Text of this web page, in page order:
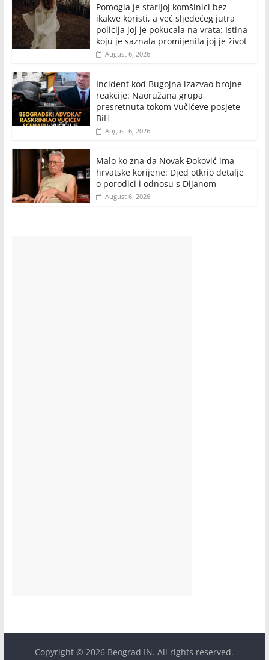
Pomogla je starijoj komšinici bez
ikakve koristi, a već sljedećeg jutra
policija joj je pokucala na vrata: Istina
koju je saznala promijenila joj je život
August 6, 2026
Incident kod Bugojna izazvao brojne
reakcije: Naoružana grupa
presretnuta tokom Vučićeve posjete
BiH
August 6, 2026
Malo ko zna da Novak Đoković ima
hrvatske korijene: Djed otkrio detalje
o porodici i odnosu s Dijanom
August 6, 2026
Copyright © 2026 Beograd IN. All rights reserved.